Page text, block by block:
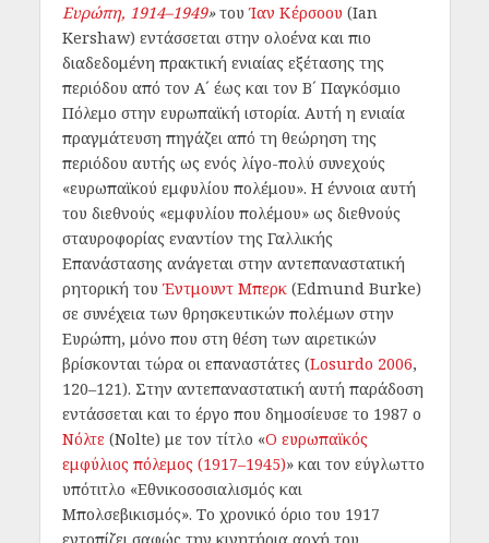
Ευρώπη, 1914–1949»τουΊαν Κέρσοου (Ian
Kershaw) εντάσσεται στην ολοένα και πιο
διαδεδομένη πρακτική ενιαίας εξέτασης της
περιόδου από τον Α´ έως και τον Β´ Παγκόσμιο
Πόλεμο στην ευρωπαϊκή ιστορία. Αυτή η ενιαία
πραγμάτευση πηγάζει από τη θεώρηση της
περιόδου αυτής ως ενός λίγο-πολύ συνεχούς
«ευρωπαϊκού εμφυλίου πολέμου». Η έννοια αυτή
του διεθνούς «εμφυλίου πολέμου» ως διεθνούς
σταυροφορίας εναντίον της Γαλλικής
Επανάστασης ανάγεται στην αντεπαναστατική
ρητορική τουΈντμουντ Μπερκ(Edmund Burke)
σε συνέχεια των θρησκευτικών πολέμων στην
Ευρώπη, μόνο που στη θέση των αιρετικών
βρίσκονται τώρα οι επαναστάτες (Losurdo 2006,
120–121). Στην αντεπαναστατική αυτή παράδοση
εντάσσεται και το έργο που δημοσίευσε το 1987 ο
Νόλτε(Nolte) με τον τίτλο «Ο ευρωπαϊκός
εμφύλιος πόλεμος (1917–1945)» και τον εύγλωττο
υπότιτλο «Εθνικοσοσιαλισμός και
Μπολσεβικισμός». Το χρονικό όριο του 1917